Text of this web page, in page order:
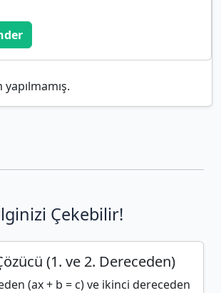
Çekebilir!
(1. ve 2. Dereceden)
(ax + b = c) ve ikinci dereceden